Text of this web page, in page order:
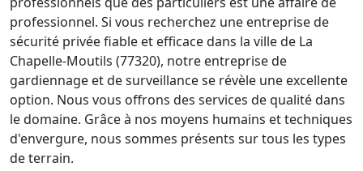
professionnel. Si vous recherchez une entreprise de
sécurité privée fiable et efficace dans la ville de La
Chapelle-Moutils (77320), notre entreprise de
gardiennage et de surveillance se révèle une excellente
option. Nous vous offrons des services de qualité dans
le domaine. Grâce à nos moyens humains et techniques
d'envergure, nous sommes présents sur tous les types
de terrain.